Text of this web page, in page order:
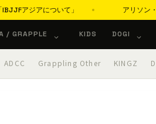
アについて」 アリソン・カバウ
/ GRAPPLE KIDS DOGI
ADCC Grappling Other KINGZ